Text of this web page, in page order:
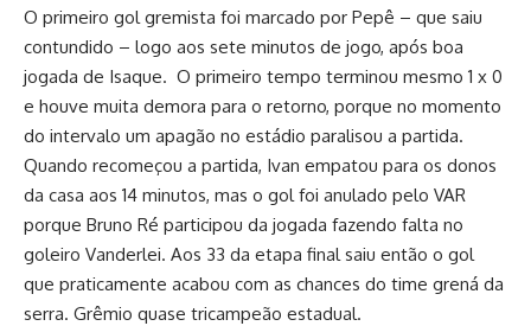
O primeiro gol gremista foi marcado por Pepê – que saiu
contundido – logo aos sete minutos de jogo, após boa
jogada de Isaque. O primeiro tempo terminou mesmo 1 x 0
e houve muita demora para o retorno, porque no momento
do intervalo um apagão no estádio paralisou a partida.
Quando recomeçou a partida, Ivan empatou para os donos
da casa aos 14 minutos, mas o gol foi anulado pelo VAR
porque Bruno Ré participou da jogada fazendo falta no
goleiro Vanderlei. Aos 33 da etapa final saiu então o gol
que praticamente acabou com as chances do time grená da
serra. Grêmio quase tricampeão estadual.